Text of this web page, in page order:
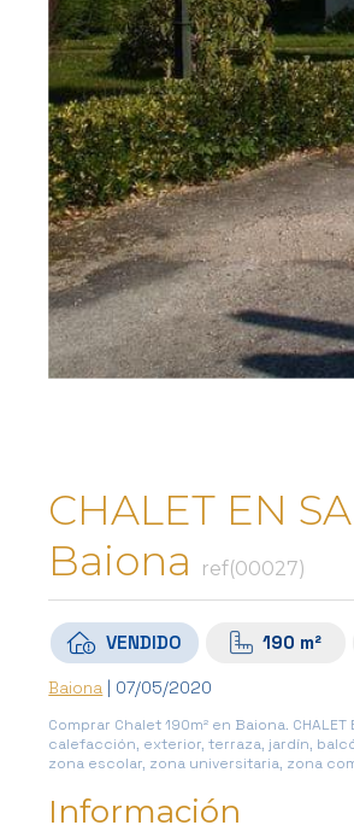
CHALET EN
Baiona
ref(00027)
VENDIDO 190 m²
Baiona | 07/05/2020
Comprar Chalet 190m² en Baiona.
calefacción, exterior, terraza, jardín,
zona escolar, zona universitaria, zona
Información